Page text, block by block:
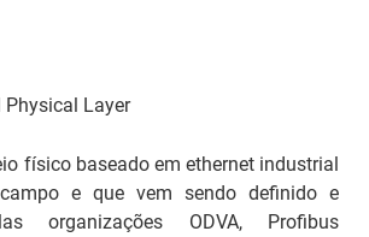
Layer
físico baseado em ethernet industrial
e que vem sendo definido e
organizações ODVA, Profibus